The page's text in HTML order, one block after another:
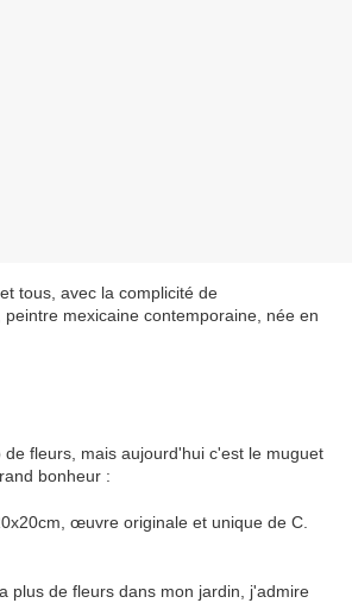
tous, avec la complicité de
peintre mexicaine contemporaine, née en
de fleurs, mais aujourd'hui c'est le muguet
bonheur :
œuvre originale et unique de C.
plus de fleurs dans mon jardin, j'admire